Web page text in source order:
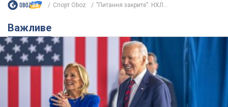
Спорт Oboz "Питання закрите": НХЛ...
Важливе